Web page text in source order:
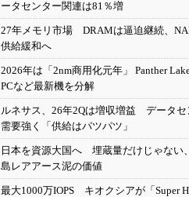
ータセンター関連は81％増
27年メモリ市場 DRAMは逼迫継続、
供給緩和へ
2026年は「2nm商用化元年」 Panther
PCなど最新機を分解
ルネサス、26年2Qは増収増益 データセ
需要強く「供給はパツパツ」
日本を資源大国へ 埋蔵量だけじゃない
島レアアース泥の価値
最大1000万IOPS キオクシアが「Super